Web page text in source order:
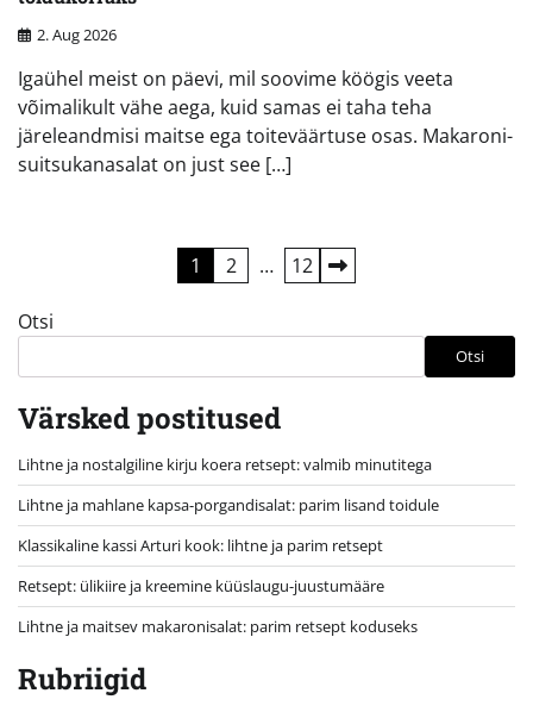
2. Aug 2026
Igaühel meist on päevi, mil soovime köögis veeta
võimalikult vähe aega, kuid samas ei taha teha
järeleandmisi maitse ega toiteväärtuse osas. Makaroni-
suitsukanasalat on just see […]
leheküljendus
1 2 … 12
Otsi
Otsi
Värsked postitused
Lihtne ja nostalgiline kirju koera retsept: valmib minutitega
Lihtne ja mahlane kapsa-porgandisalat: parim lisand toidule
Klassikaline kassi Arturi kook: lihtne ja parim retsept
Retsept: ülikiire ja kreemine küüslaugu-juustumääre
Lihtne ja maitsev makaronisalat: parim retsept koduseks
Rubriigid